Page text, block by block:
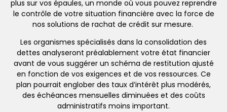
plus sur vos épaules, un monde où vous pouvez reprendre
le contrôle de votre situation financière avec la force de
nos solutions de rachat de crédit sur mesure.
Les organismes spécialisés dans la consolidation des
dettes analyseront préalablement votre état financier
avant de vous suggérer un schéma de restitution ajusté
en fonction de vos exigences et de vos ressources. Ce
plan pourrait englober des taux d’intérêt plus modérés,
des échéances mensuelles diminuées et des coûts
administratifs moins important.